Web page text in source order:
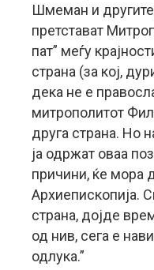
Шмеман и
претстават
пат” меѓу
страна (за кој,
дека не е
митрополитот
друга страна. Но
ја одржат оваа
причини, ќе мора
Архиепископија.
страна, дојде
од нив, сега е
одлука.”